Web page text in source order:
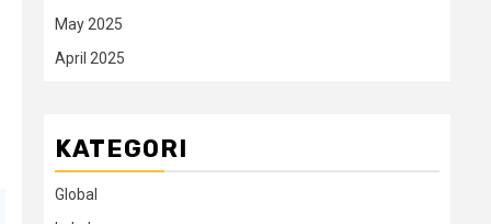
May 2025
April 2025
KATEGORI
Global